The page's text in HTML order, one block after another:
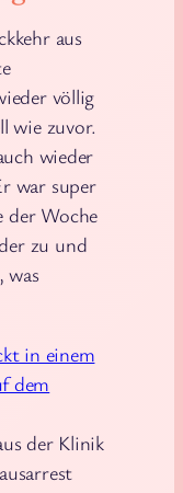
aus
völlig
wie zuvor.
wieder
war super
der Woche
zu und
was
der Klinik